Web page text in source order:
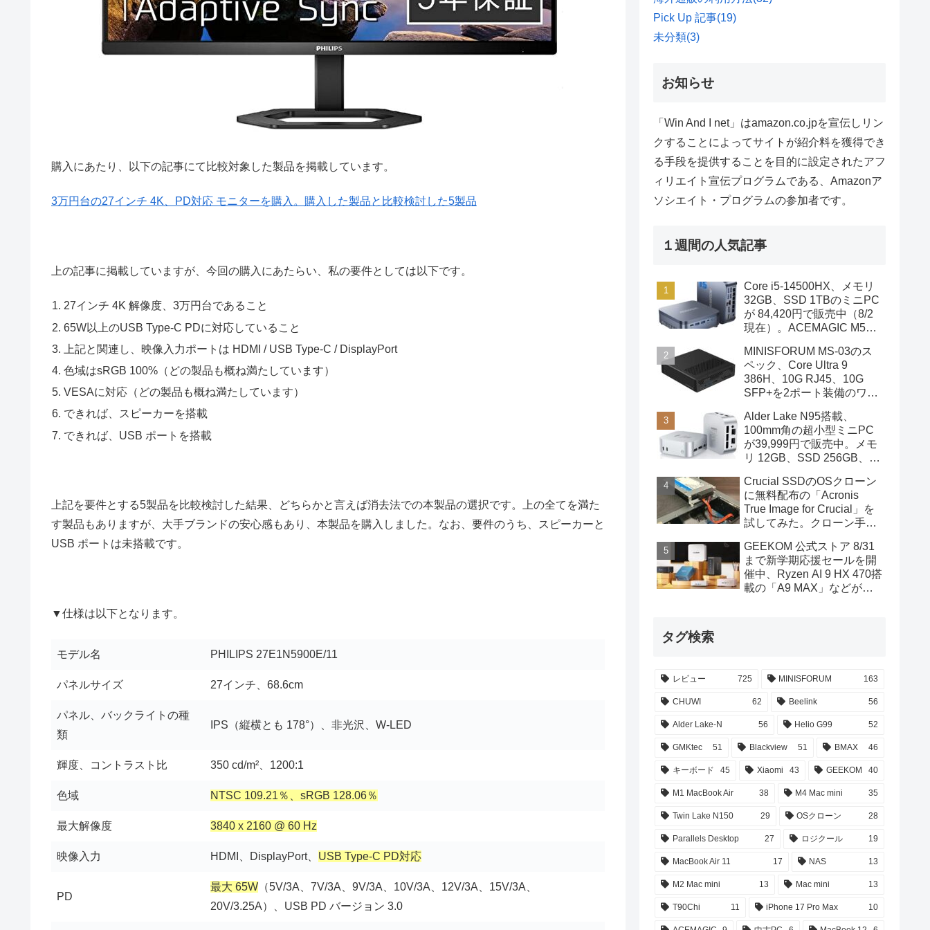
購入にあたり、以下の記事にて比較対象した製品を掲載しています。
3万円台の27インチ 4K、PD対応 モニターを購入。購入した製品と比較検討した5製品
上の記事に掲載していますが、今回の購入にあたらい、私の要件としては以下です。
27インチ 4K 解像度、3万円台であること
65W以上のUSB Type-C PDに対応していること
上記と関連し、映像入力ポートは HDMI / USB Type-C / DisplayPort
色域はsRGB 100%（どの製品も概ね満たしています）
VESAに対応（どの製品も概ね満たしています）
できれば、スピーカーを搭載
できれば、USB ポートを搭載
上記を要件とする5製品を比較検討した結果、どちらかと言えば消去法での本製品の選択です。上の全てを満た
す製品もありますが、大手ブランドの安心感もあり、本製品を購入しました。なお、要件のうち、スピーカーと
USB ポートは未搭載です。
▼仕様は以下となります。
モデル名 ‎PHILIPS 27E1N5900E/11
パネルサイズ 27インチ、68.6cm
パネル、バックライトの種
類
IPS（縦横とも 178°）、非光沢、W-LED
輝度、コントラスト比 350 cd/m²、1200:1
色域 NTSC 109.21％、sRGB 128.06％
最大解像度 3840 x 2160 @ 60 Hz
映像入力 HDMI、DisplayPort、 USB Type-C PD対応
PD
最大 65W （5V/3A、7V/3A、9V/3A、10V/3A、12V/3A、15V/3A、
20V/3.25A）、USB PD バージョン 3.0
Pick Up 記事(19)
未分類(3)
お知らせ
「Win And I net」はamazon.co.jpを宣伝しリン
クすることによってサイトが紹介料を獲得でき
る手段を提供することを目的に設定されたアフ
ィリエイト宣伝プログラムである、Amazonア
ソシエイト・プログラムの参加者です。
１週間の人気記事
Core i5-14500HX、メモリ
32GB、SSD 1TBのミニPC
が 84,420円で販売中（8/2
現在）。ACEMAGIC M5の
MINISFORUM MS-03のス
ペック、Core Ultra 9
386H、10G RJ45、10G
SFP+を2ポート装備のワー
Alder Lake N95搭載、
100mm角の超小型ミニPC
が39,999円で販売中。メモ
リ 12GB、SSD 256GB、
Crucial SSDのOSクローン
に無料配布の「Acronis
True Image for Crucial」を
試してみた。クローン手順
GEEKOM 公式ストア 8/31
まで新学期応援セールを開
催中、Ryzen AI 9 HX 470搭
載の「A9 MAX」などがセ
タグ検索
レビュー 725 MINISFORUM 163
CHUWI 62 Beelink 56
Alder Lake-N 56 Helio G99 52
GMKtec 51 Blackview 51 BMAX 46
キーボード 45 Xiaomi 43 GEEKOM 40
M1 MacBook Air 38 M4 Mac mini 35
Twin Lake N150 29 OSクローン 28
Parallels Desktop 27 ロジクール 19
MacBook Air 11 17 NAS 13
M2 Mac mini 13 Mac mini 13
T90Chi 11 iPhone 17 Pro Max 10